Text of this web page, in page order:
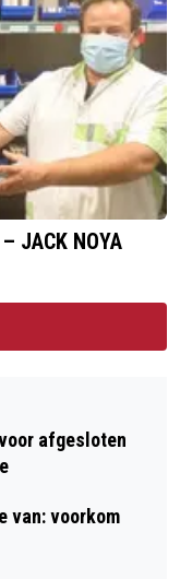
JACK NOYA
afgesloten
van: voorkom